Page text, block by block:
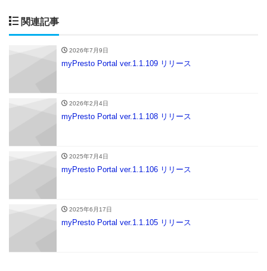
関連記事
2026年7月9日
myPresto Portal ver.1.1.109 リリース
2026年2月4日
myPresto Portal ver.1.1.108 リリース
2025年7月4日
myPresto Portal ver.1.1.106 リリース
2025年6月17日
myPresto Portal ver.1.1.105 リリース